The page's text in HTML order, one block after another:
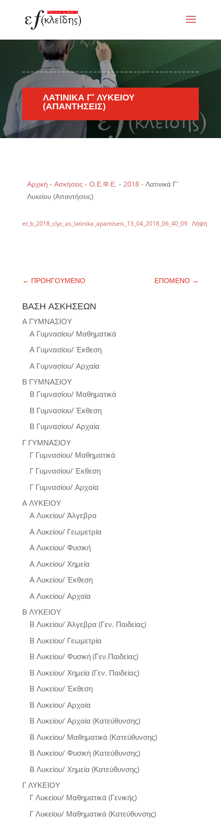
ΛΑΤΙΝΙΚΆ Γ’ ΛΥΚΕΊΟΥ
(ΑΠΑΝΤΉΣΕΙΣ)
Αρχική - Ασκήσεις - Ο.Ε.Φ.Ε. - 2018- Λατινικά Γ’
Λυκείου (Απαντήσεις)
et_b_2018_clyc_as_latinika_apantiseis_13_04_2018_06_40_09 Λήψη
← ΠΡΟΗΓΟΥΜΕΝΟ ΕΠΟΜΕΝΟ →
ΒΑΣΗ ΑΣΚΗΣΕΩΝ
Α ΓΥΜΝΑΣΙΟΥ
Α Γυμνασίου/ Μαθηματικά
Α Γυμνασίου/ Έκθεση
Α Γυμνασίου/ Αρχαία
Β ΓΥΜΝΑΣΙΟΥ
Β Γυμνασίου/ Μαθηματικά
Β Γυμνασίου/ Έκθεση
Β Γυμνασίου/ Αρχαία
Γ ΓΥΜΝΑΣΙΟΥ
Γ Γυμνασίου/ Μαθηματικά
Γ Γυμνασίου/ Έκθεση
Γ Γυμνασίου/ Αρχαία
Α ΛΥΚΕΙΟΥ
Α Λυκείου/ Άλγεβρα
Α Λυκείου/ Γεωμετρία
Α Λυκείου/ Φυσική
Α Λυκείου/ Χημεία
Α Λυκείου/ Έκθεση
Α Λυκείου/ Αρχαία
Β ΛΥΚΕΙΟΥ
Β Λυκείου/ Άλγεβρα (Γεν. Παιδείας)
Β Λυκείου/ Γεωμετρία
Β Λυκείου/ Φυσική (Γεν.Παιδείας)
Β Λυκείου/ Χημεία (Γεν. Παιδείας)
Β Λυκείου/ Έκθεση
Β Λυκείου/ Αρχαία
Β Λυκείου/ Αρχαία (Κατεύθυνσης)
Β Λυκείου/ Μαθηματικά (Κατεύθυνσης)
Β Λυκείου/ Φυσική (Κατεύθυνσης)
Β Λυκείου/ Χημεία (Κατεύθυνσης)
Γ ΛΥΚΕΙΟΥ
Γ Λυκείου/ Μαθηματικά (Γενικής)
Γ Λυκείου/ Μαθηματικά (Κατεύθυνσης)